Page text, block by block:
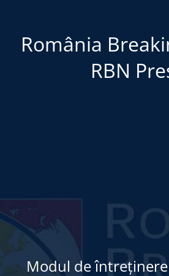
România
RBN
Modul de